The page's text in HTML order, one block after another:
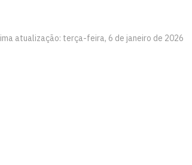
atualização: terça-feira, 6 de janeiro de 2026